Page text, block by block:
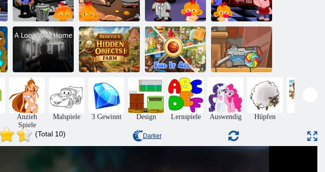
Affe Go Happy
Stage 347
Affe Go Happy
Stage 361
Affe Go Happy
Stage 377
Affe GO Happy
Stage 399
Ein langer Weg
nach Hause
Bedevil's
Hidden Objects
1: Bauernhof
Finden Sie alles
Finden Sie die
Süßigkeit
Anzieh
Spiele
Malspiele 3 Gewinnt Design Lernspiele Auswendig Hüpfen Puzzles
(Total 10) Darker